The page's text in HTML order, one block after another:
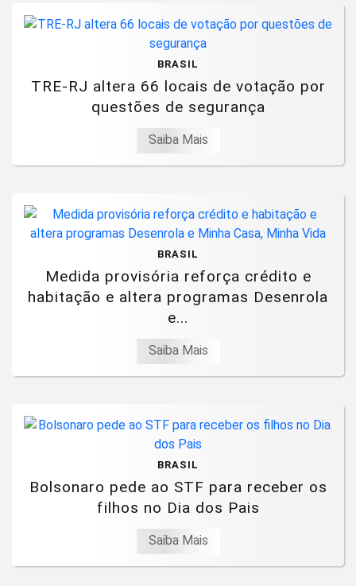
BRASIL
TRE-RJ altera 66 locais de votação por
questões de segurança
Saiba Mais
BRASIL
Medida provisória reforça crédito e
habitação e altera programas Desenrola
e...
Saiba Mais
BRASIL
Bolsonaro pede ao STF para receber os
filhos no Dia dos Pais
Saiba Mais